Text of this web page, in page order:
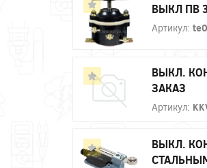
ВЫКЛ ПВ
Артикул:
ВЫКЛ.
ЗАКАЗ
Артикул:
ВЫКЛ.